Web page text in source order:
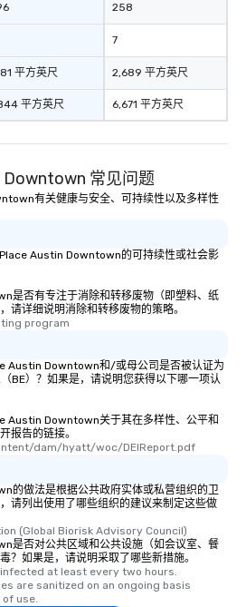
平方英尺
平方英尺
258
7
2,689 平方英尺
6,671 平方英尺
常见问题
有关健康与安全、可持续性以及多样性
Austin Downtown的可持续性或社会影
是否有专注于消除和转移废物（即塑料、纸
请详细说明消除和转移废物的策略。
program
Austin Downtown和/或母公司是否被认证为
BE）？如果是，请说明您获得以下哪一项认
Austin Downtown关于其在多样性、公平和
报告的链接。
dam/hyatt/woc/DEIReport.pdf
的做法是根据公共政府实体或私营组织的卫
请列出使用了哪些组织的建议来制定这些做
(Global Biorisk Advisory Council)
是否对公共区域和公共设施（如会议室、餐
？如果是，请说明采取了哪些新措施。
at least every two hours.
are sanitized on an ongoing basis
use.